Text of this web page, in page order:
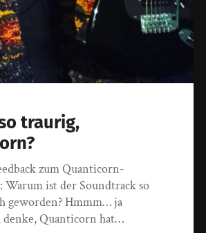
traurig,
zum Quanticorn-
Warum ist der Soundtrack so
geworden? Hmmm… ja
Quanticorn hat…